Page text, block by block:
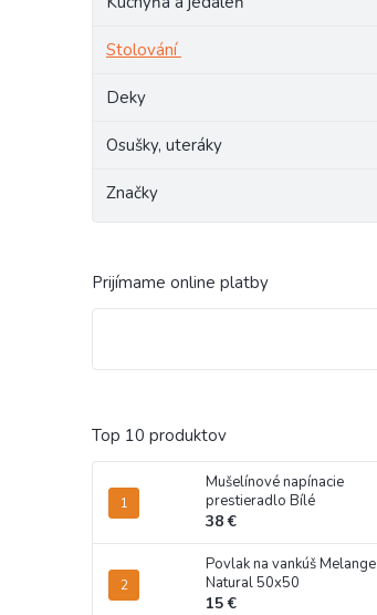
Stolování
Deky
Osušky, uteráky
Značky
Prijímame online platby
Top 10 produktov
Mušelínové napínacie
prestieradlo Bílé
38 €
Povlak na vankúš Melange
Natural 50x50
15 €